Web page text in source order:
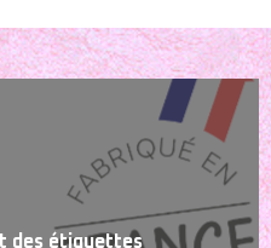
des étiquettes